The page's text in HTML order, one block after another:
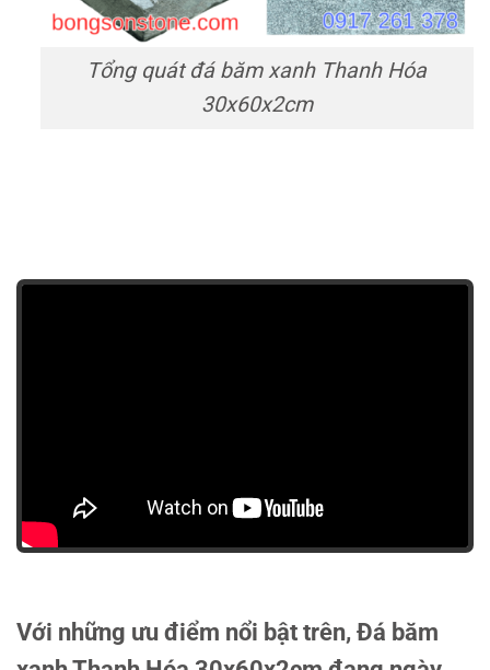
Tổng quát đá băm xanh Thanh Hóa
30x60x2cm
Với những ưu điểm nổi bật trên, Đá băm